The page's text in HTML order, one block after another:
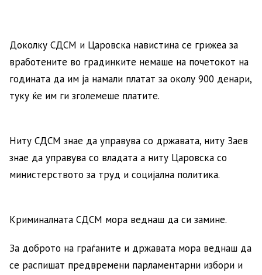
Доколку СДСМ и Царовска навистина се грижеа за
вработените во градинките немаше на почетокот на
годината да им ја намали платат за околу 900 денари,
туку ќе им ги зголемеше платите.
Ниту СДСМ знае да управува со државата, ниту Заев
знае да управува со владата а ниту Царовска со
министерството за труд и социјална политика.
Криминалната СДСМ мора веднаш да си замине.
За доброто на граѓаните и државата мора веднаш да
се распишат предвремени парламентарни избори и